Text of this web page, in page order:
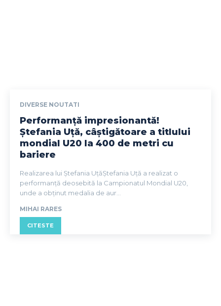
DIVERSE NOUTATI
Performanță impresionantă!
Ștefania Uță, câștigătoare a titlului
mondial U20 la 400 de metri cu
bariere
Realizarea lui Ștefania UțăȘtefania Uță a realizat o
performanță deosebită la Campionatul Mondial U20,
unde a obținut medalia de aur...
MIHAI RARES
CITESTE